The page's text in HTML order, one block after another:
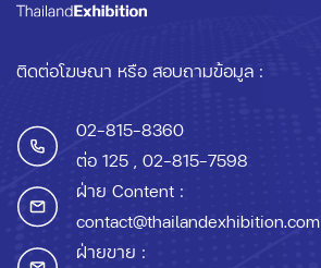
ติดต่อโฆษณา หรือ สอบถามข้อมูล :
02-815-8360
ต่อ 125 , 02-815-7598
ฝ่าย Content :
contact@thailandexhibition.com
ฝ่ายขาย :